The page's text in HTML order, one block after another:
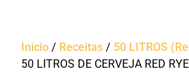
Início / Receitas / 50 LITROS
50 LITROS DE CERVEJA RED